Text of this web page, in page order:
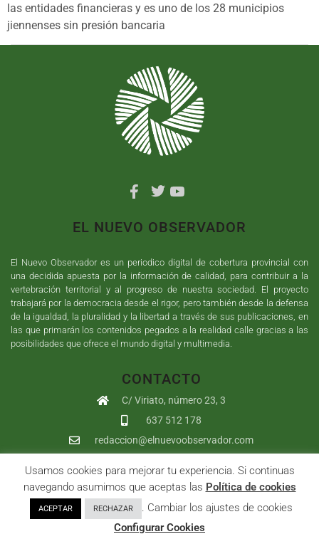
las entidades financieras y es uno de los 28 municipios
jiennenses sin presión bancaria
EL NUEVO OBSERVADOR
El Nuevo Observador es un periodico digital de cobertura provincial con
una decidida apuesta por la información de calidad, para contribuir a la
vertebración territorial y al progreso de nuestra sociedad. El proyecto
trabajará por la democracia desde el rigor, pero también desde la defensa
de la igualdad, la pluralidad y la libertad a través de sus publicaciones, en
las que primarán los contenidos pegados a la realidad calle gracias a las
posibilidades que ofrece el mundo digital y multimedia.
CONTACTO
C/ Viriato, número 23, 3
637 512 178
redaccion@elnuevoobservador.com
Copyright ©2026 El Nuevo Observador | Sumurdigital Diseño web
yDesarrollo| All Rights Reserved |
Privacidad|Política de cookies|User
Usamos cookies para mejorar tu experiencia. Si continuas
navegando asumimos que aceptas las Política de cookies
ACEPTAR RECHAZAR
. Cambiar los ajustes de cookies
Configurar Cookies